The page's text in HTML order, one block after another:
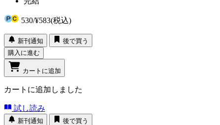
530/¥583(税込)
新刊通知
後で買う
購入に進む
カートに追加
カートに追加しました
試し読み
新刊通知 後で買う